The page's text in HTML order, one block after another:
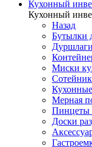
Кухонный
Кухонный
Назад
Бутылки
Миски
Мерная
Доски